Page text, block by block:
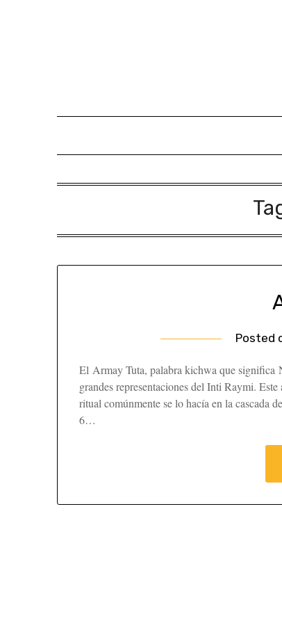
Posted
El Armay Tuta, palabra kichwa que significa
grandes representaciones del Inti Raymi.
ritual comúnmente se lo hacía en la cascada
6…